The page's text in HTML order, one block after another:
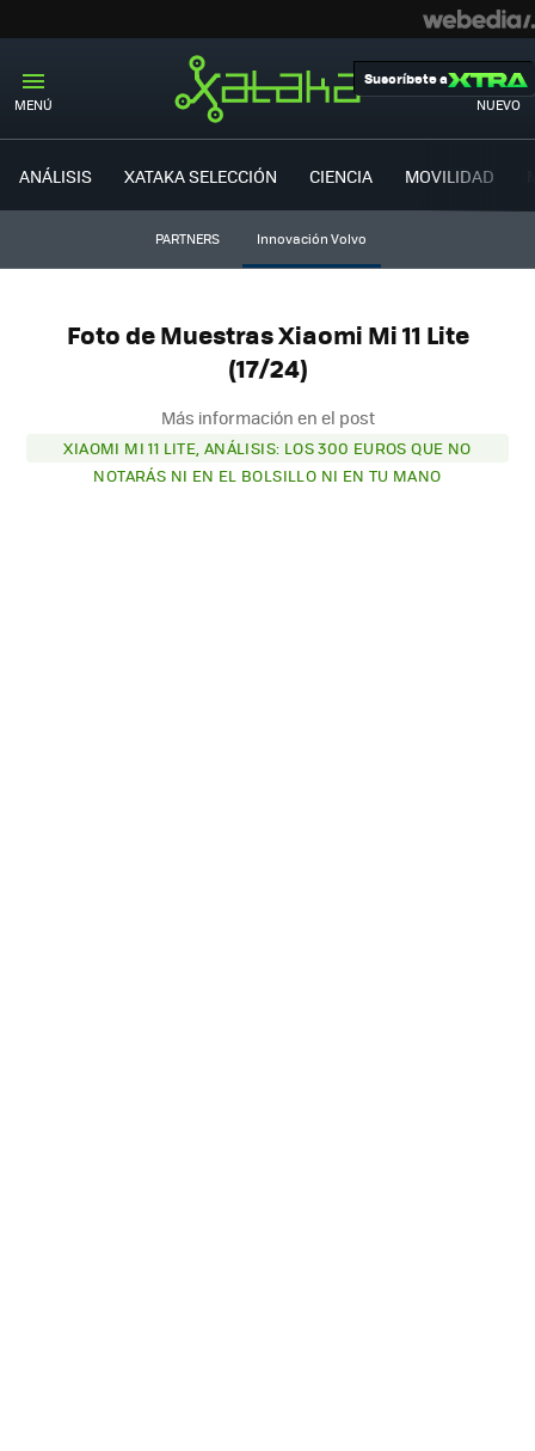
MENÚ NUEVO
Suscríbete a
ANÁLISIS XATAKA SELECCIÓN CIENCIA MOVILIDAD
PARTNERS Innovación Volvo
Foto de Muestras Xiaomi Mi 11 Lite
(17/24)
Más información en el post
XIAOMI MI 11 LITE, ANÁLISIS: LOS 300 EUROS QUE NO
NOTARÁS NI EN EL BOLSILLO NI EN TU MANO